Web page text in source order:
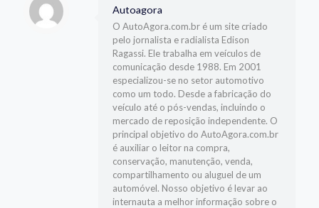
Autoagora
O AutoAgora.com.br é um site criado
pelo jornalista e radialista Edison
Ragassi. Ele trabalha em veículos de
comunicação desde 1988. Em 2001
especializou-se no setor automotivo
como um todo. Desde a fabricação do
veículo até o pós-vendas, incluindo o
mercado de reposição independente. O
principal objetivo do AutoAgora.com.br
é auxiliar o leitor na compra,
conservação, manutenção, venda,
compartilhamento ou aluguel de um
automóvel. Nosso objetivo é levar ao
internauta a melhor informação sobre o